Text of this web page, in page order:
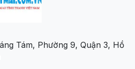
Tám, Phường 9, Quận 3, Hồ